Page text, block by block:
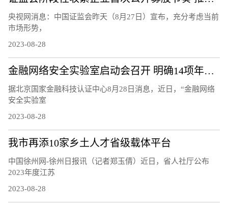
央视网消息：中国证监会昨天（8月27日）宣布，充分考虑当前
市场形势，
2023-08-28
金融网络安全实验室启动会召开 明确14项年度重点工作任务
据北京国家金融科技认证中心8月28日消息，近日，“金融网络
安全实验室
2023-08-28
我市再添10家乡土人才省级载体平台
中国徐州网-徐州日报讯（记者郑玉倩）近日，省人社厅公布
2023年度江苏
2023-08-28